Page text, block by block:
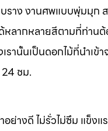
บราง งานศพแบบพุ่มมุก
หลากหลายสีตามที่ท่าน
านั้นเป็นดอกไม้ที่นำเข้า
ชม.
ย่างดี ไม่รั่วไม่ซึม แข็งแ